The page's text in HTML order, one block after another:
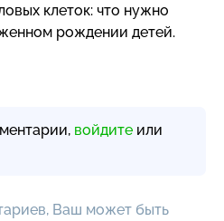
клеток: что нужно
рождении детей.
войдите или
Ваш может быть